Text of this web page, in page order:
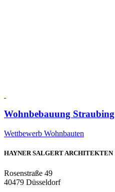
Wohnbebauung Straubing
Wettbewerb Wohnbauten
HAYNER SALGERT ARCHITEKTEN
Rosenstraße 49
40479 Düsseldorf